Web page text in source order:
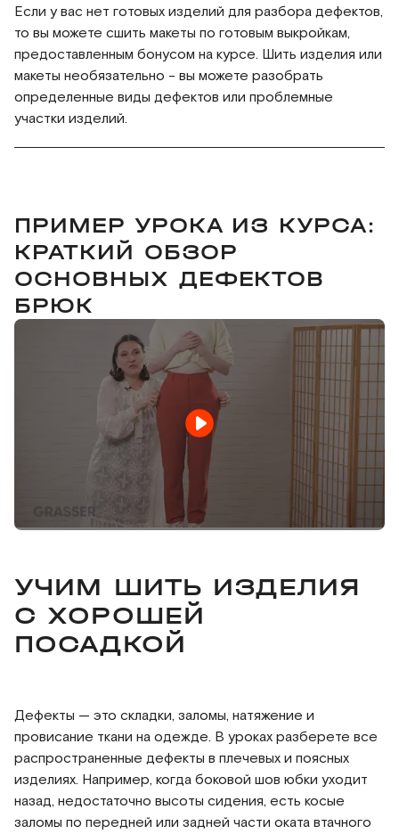
Если у вас нет готовых изделий для разбора дефектов,
то вы можете сшить макеты по готовым выкройкам,
предоставленным бонусом на курсе. Шить изделия или
макеты необязательно - вы можете разобрать
определенные виды дефектов или проблемные
участки изделий.
ПРИМЕР УРОКА ИЗ КУРСА:
КРАТКИЙ ОБЗОР
ОСНОВНЫХ ДЕФЕКТОВ
БРЮК
УЧИМ ШИТЬ ИЗДЕЛИЯ
С ХОРОШЕЙ
ПОСАДКОЙ
Дефекты — это складки, заломы, натяжение и
провисание ткани на одежде. В уроках разберете все
распространенные дефекты в плечевых и поясных
изделиях. Например, когда боковой шов юбки уходит
назад, недостаточно высоты сидения, есть косые
заломы по передней или задней части оката втачного